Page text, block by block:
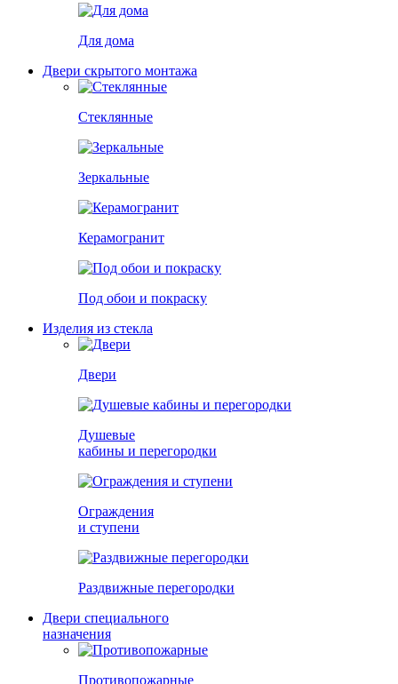
Для дома
Двери скрытого монтажа
Стеклянные
Зеркальные
Керамогранит
Под обои и покраску
Изделия из стекла
Двери
Душевые
кабины и перегородки
Ограждения
и ступени
Раздвижные перегородки
Двери специального
назначения
Противопожарные